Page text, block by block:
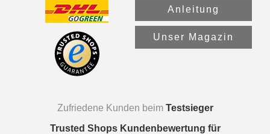
Anleitung
Unser Magazin
Zufriedene Kunden beim Testsieger
Trusted Shops Kundenbewertung für